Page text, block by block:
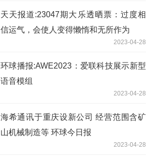
天天报道:23047期大乐透晒票：过度相
信运气，会使人变得懒惰和无所作为
2023-04-28
环球播报:AWE2023：爱联科技展示新型
语音模组
2023-04-28
海希通讯于重庆设新公司 经营范围含矿
山机械制造等 环球今日报
2023-04-28